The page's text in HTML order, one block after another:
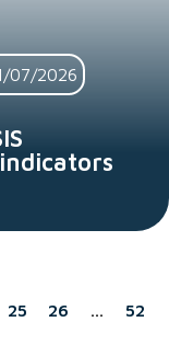
07/2026
25 26 …
52